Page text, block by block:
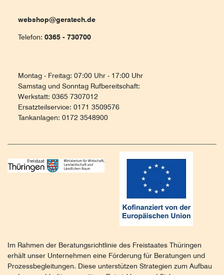
webshop@geratech.de
Telefon: 0365 - 730700
Montag - Freitag: 07:00 Uhr - 17:00 Uhr
Samstag und Sonntag Rufbereitschaft:
Werkstatt: 0365 7307012
Ersatzteilservice: 0171 3509576
Tankanlagen: 0172 3548900
Im Rahmen der Beratungsrichtlinie des Freistaates Thüringen
erhält unser Unternehmen eine Förderung für Beratungen und
Prozessbegleitungen. Diese unterstützen Strategien zum Aufbau